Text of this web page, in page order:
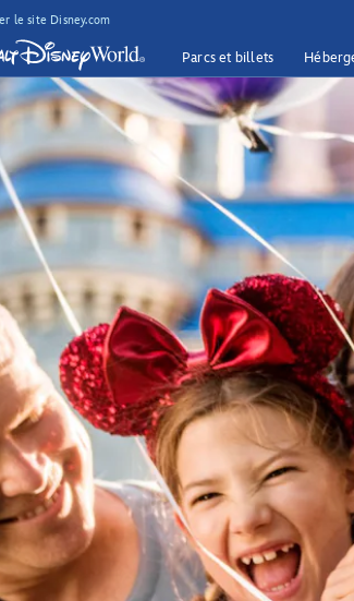
le site Disney.com
Parcs et billets